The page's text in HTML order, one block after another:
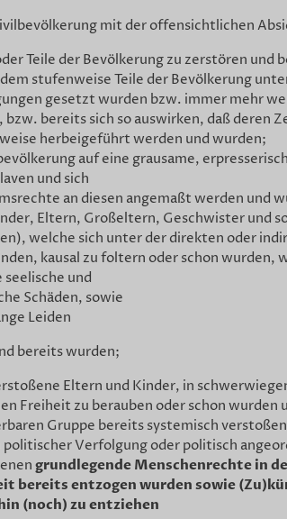
mit der offensichtlichen
Teile der Bevölkerung zu zerstören und
stufenweise Teile der Bevölkerung
gesetzt wurden bzw. immer mehr
bzw. bereits sich so auswirken, daß deren
herbeigeführt werden und wurden;
auf eine grausame,
und sich
an diesen angemaßt werden und
Eltern, Großeltern, Geschwister und
welche sich unter der direkten oder
kausal zu foltern oder schon wurden,
seelische und
Schäden, sowie
Leiden
bereits wurden;
Eltern und Kinder, in
Freiheit zu berauben oder schon wurden
Gruppe bereits systemisch
Verfolgung oder politisch
grundlegende Menschenrechte in
bereits entzogen wurden sowie
(noch) zu entziehen